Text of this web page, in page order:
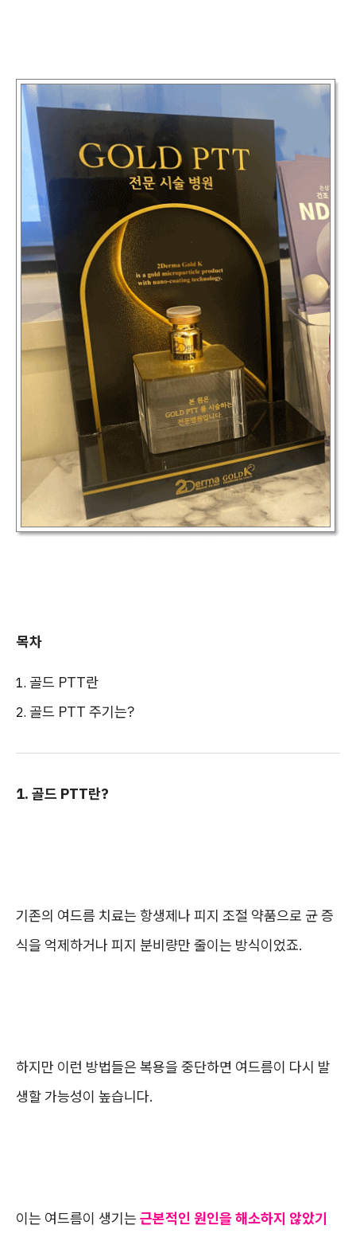
목차
골드 PTT란
골드 PTT 주기는?
1. 골드 PTT란?
기존의 여드름 치료는 항생제나 피지 조절 약품으로 균 증
식을 억제하거나 피지 분비량만 줄이는 방식이었죠.
하지만 이런 방법들은 복용을 중단하면 여드름이 다시 발
생할 가능성이 높습니다.
이는 여드름이 생기는 근본적인 원인을 해소하지 않았기